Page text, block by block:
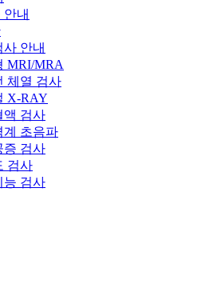
안내
안내
MRI/MRA
체열 검사
X-RAY
액 검사
계 초음파
증 검사
검사
능 검사